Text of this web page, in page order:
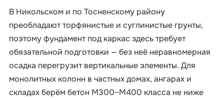
В Никольском и по Тосненскому району
преобладают торфянистые и суглинистые грунты,
поэтому фундамент под каркас здесь требует
обязательной подготовки — без неё неравномерная
осадка перегрузит вертикальные элементы. Для
монолитных колонн в частных домах, ангарах и
складах берём бетон М300–М400 класса не ниже